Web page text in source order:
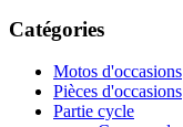
Catégories
Motos d'occasions
Pièces d'occasions
Partie cycle